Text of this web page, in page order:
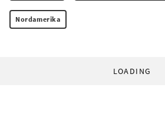
Nordamerika
LOADING